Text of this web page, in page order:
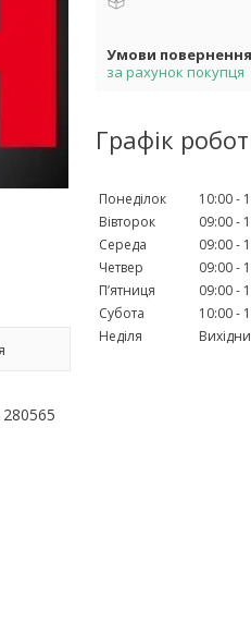
за рахунок покупця
Графік
Понеділок 10:00
Вівторок
09:00
Середа
09:00
Четвер
09:00
Пʼятниця
09:00
Субота
10:00
Неділя